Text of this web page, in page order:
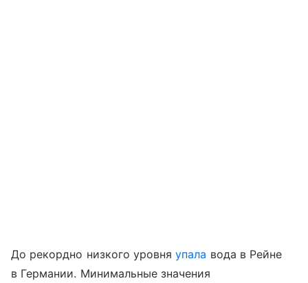
До рекордно низкого уровняупала вода в Рейне
в Германии. Минимальные значения